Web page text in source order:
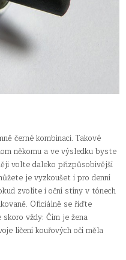
černé kombinaci. Takové
někomu a ve výsledku byste
volte daleko přizpůsobivější
je vyzkoušet i pro denní
zvolíte i oční stíny v tónech
Oficiálně se řiďte
vždy: Čím je žena
líčení kouřových očí měla